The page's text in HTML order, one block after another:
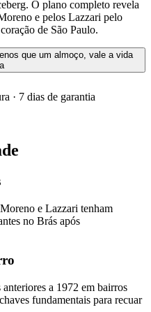
O plano completo revela
e pelos Lazzari pelo
de São Paulo.
que um almoço, vale a vida
· 7 dias de garantia
e Lazzari tenham
no Brás após
anteriores a 1972 em bairros
fundamentais para recuar